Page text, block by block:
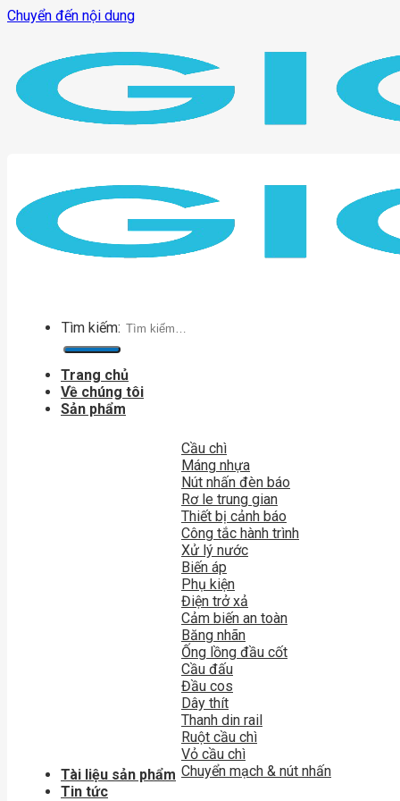
Chuyển đến nội dung
Tìm kiếm:
Trang chủ
Về chúng tôi
Sản phẩm
Cầu chì
Máng nhựa
Nút nhấn đèn báo
Rơ le trung gian
Thiết bị cảnh báo
Công tắc hành trình
Xử lý nước
Biến áp
Phụ kiện
Điện trở xả
Cảm biến an toàn
Băng nhãn
Ống lồng đầu cốt
Cầu đấu
Đầu cos
Dây thít
Thanh din rail
Ruột cầu chì
Vỏ cầu chì
Chuyển mạch & nút nhấn
Tài liệu sản phẩm
Tin tức